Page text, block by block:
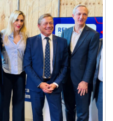
selected
, opens subtitles